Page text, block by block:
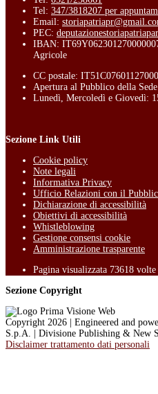
Tel: 347/3818207 per
Email:
PEC:
IBAN:
Agricole
CC postale:
Apertura al Pubblico della Sede
Lunedì, Mercoledì e Giovedì:
Sezione Link Utili
Cookie policy
Note legali
Informativa Privacy
Ufficio Relazioni con il
Dichiarazione di accessibilità
Obiettivi di accessibilità
Whistleblowing
Gestione consensi cookie
Amministrazione trasparente
Pagina visualizzata 73618 volte
Sezione Copyright
Copyright 2026 | Engineered and
S.p.A. | Divisione Publishing & New
Disclaimer trattamento dati personali